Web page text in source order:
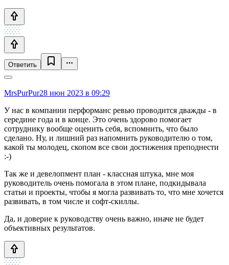
Ответить
MrsPurPur28 июн 2023 в 09:29
У нас в компании перформанс ревью проводится дважды - в
середине года и в конце. Это очень здорово помогает
сотруднику вообще оценить себя, вспомнить, что было
сделано. Ну, и лишний раз напомнить руководителю о том,
какой ты молодец, скопом все свои достижения преподнести
:-)
Так же и девелопмент план - классная штука, мне моя
руководитель очень помогала в этом плане, подкидывала
статьи и проекты, чтобы я могла развивать то, что мне хочется
развивать, в том числе и софт-скиллы.
Да, и доверие к руководству очень важно, иначе не будет
объективных результатов.